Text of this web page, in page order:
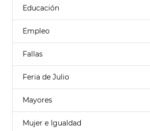
Educación
Empleo
Fallas
Feria de Julio
Mayores
Mujer e Igualdad